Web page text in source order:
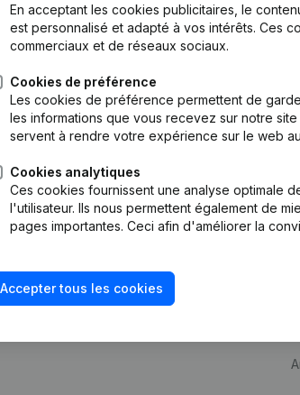
En acceptant les cookies publicitaires, le
est personnalisé et adapté à vos intérêts. Ces
commerciaux et de réseaux sociaux.
Cookies de préférence
Les cookies de préférence permettent de
les informations que vous recevez sur notre
servent à rendre votre expérience sur le web
Cookies analytiques
Ces cookies fournissent une analyse optimale
l'utilisateur. Ils nous permettent également de
pages importantes. Ceci afin d'améliorer la
Accepter tous les cookies
248D,